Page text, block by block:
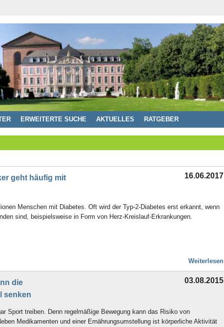
ERWEITERTE SUCHE AKTUELLES RATGEBER
geht häufig mit
16.06.2017
Menschen mit Diabetes. Oft wird der Typ-2-Diabetes erst erkannt, wenn
sind, beispielsweise in Form von Herz-Kreislauf-Erkrankungen.
Weiterlesen
die
senken
03.08.2015
Sport treiben. Denn regelmäßige Bewegung kann das Risiko von
Medikamenten und einer Ernährungsumstellung ist körperliche Aktivität